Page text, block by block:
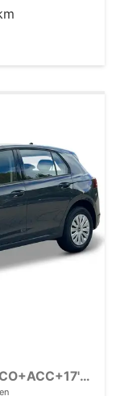
Limited (Life+) KAMERA+LED+VICO+ACC+17'' ALU